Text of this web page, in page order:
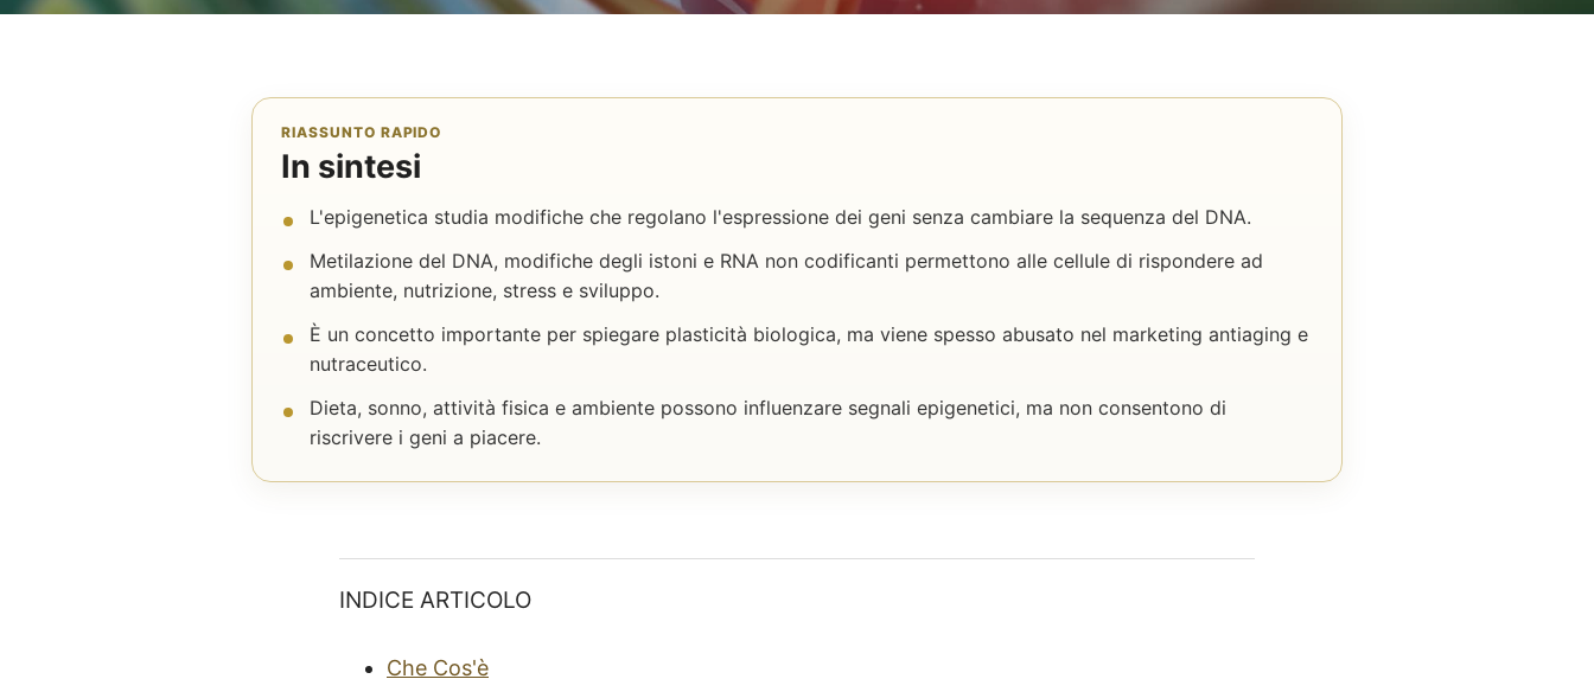
RIASSUNTO RAPIDO
In sintesi
L'epigenetica studia modifiche che regolano l'espressione dei geni senza cambiare la sequenza del DNA.
Metilazione del DNA, modifiche degli istoni e RNA non codificanti permettono alle cellule di rispondere ad
ambiente, nutrizione, stress e sviluppo.
È un concetto importante per spiegare plasticità biologica, ma viene spesso abusato nel marketing antiaging e
nutraceutico.
Dieta, sonno, attività fisica e ambiente possono influenzare segnali epigenetici, ma non consentono di
riscrivere i geni a piacere.
INDICE ARTICOLO
Che Cos'è